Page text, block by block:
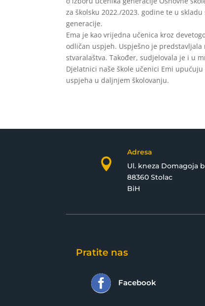
za školsku 2022./2023. godine te u
generacije.
Ema je kao vrijedna učenica kroz
odličan uspjeh. Uspješno je
stvaralaštva. Također, sudjelovala je i u
Djelatnici naše škole učenici Emi
uspjeha u daljnjem školovanju.

Adresa
Ul. kneza Domagoja
88360 Stolac
BiH
Pratite nas
 Facebook